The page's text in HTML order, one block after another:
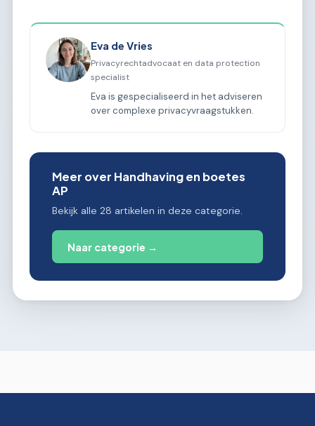
Eva de Vries
Privacyrechtadvocaat en data protection
specialist
Eva is gespecialiseerd in het adviseren
over complexe privacyvraagstukken.
Meer over Handhaving en boetes
AP
Bekijk alle 28 artikelen in deze categorie.
Naar categorie →